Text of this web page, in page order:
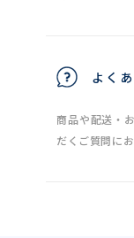
よく
商品や配送・
だくご質問に